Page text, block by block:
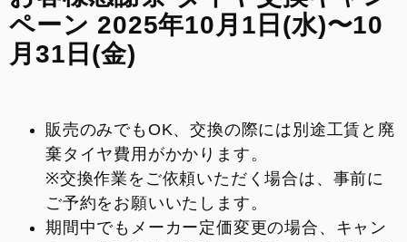
ペーン 2025年10月1日(水)〜10
月31日(金)
販売のみでもOK、交換の際には別途工賃と廃
棄タイヤ費用がかかります。
※交換作業をご依頼いただく場合は、事前に
ご予約をお願いいたします。
期間中でもメーカー定価変更の場合、キャン